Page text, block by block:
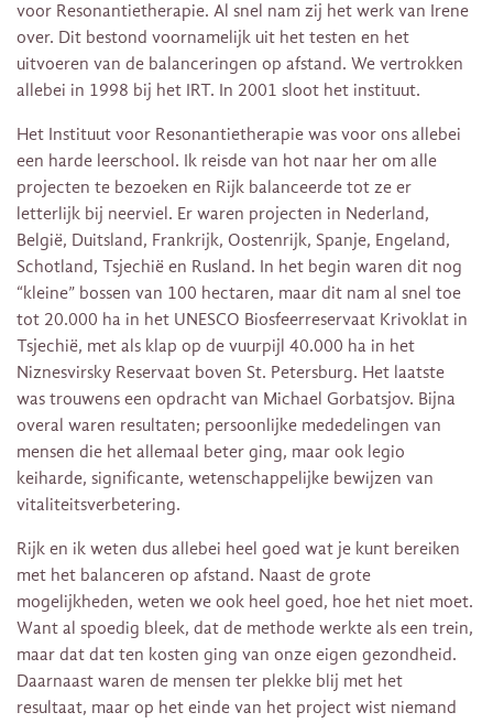
voor Resonantietherapie. Al snel nam zij het werk van Irene
over. Dit bestond voornamelijk uit het testen en het
uitvoeren van de balanceringen op afstand. We vertrokken
allebei in 1998 bij het IRT. In 2001 sloot het instituut.
Het Instituut voor Resonantietherapie was voor ons allebei
een harde leerschool. Ik reisde van hot naar her om alle
projecten te bezoeken en Rijk balanceerde tot ze er
letterlijk bij neerviel. Er waren projecten in Nederland,
België, Duitsland, Frankrijk, Oostenrijk, Spanje, Engeland,
Schotland, Tsjechië en Rusland. In het begin waren dit nog
“kleine” bossen van 100 hectaren, maar dit nam al snel toe
tot 20.000 ha in het UNESCO Biosfeerreservaat Krivoklat in
Tsjechië, met als klap op de vuurpijl 40.000 ha in het
Niznesvirsky Reservaat boven St. Petersburg. Het laatste
was trouwens een opdracht van Michael Gorbatsjov. Bijna
overal waren resultaten; persoonlijke mededelingen van
mensen die het allemaal beter ging, maar ook legio
keiharde, significante, wetenschappelijke bewijzen van
vitaliteitsverbetering.
Rijk en ik weten dus allebei heel goed wat je kunt bereiken
met het balanceren op afstand. Naast de grote
mogelijkheden, weten we ook heel goed, hoe het niet moet.
Want al spoedig bleek, dat de methode werkte als een trein,
maar dat dat ten kosten ging van onze eigen gezondheid.
Daarnaast waren de mensen ter plekke blij met het
resultaat, maar op het einde van het project wist niemand